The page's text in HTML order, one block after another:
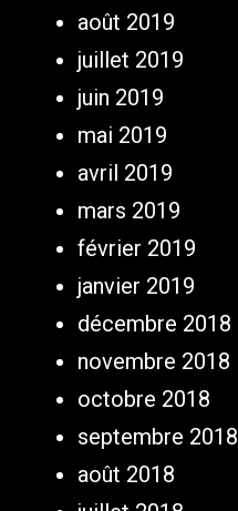
août 2019
juillet 2019
juin 2019
mai 2019
avril 2019
mars 2019
février 2019
janvier 2019
décembre 2018
novembre 2018
octobre 2018
septembre 2018
août 2018